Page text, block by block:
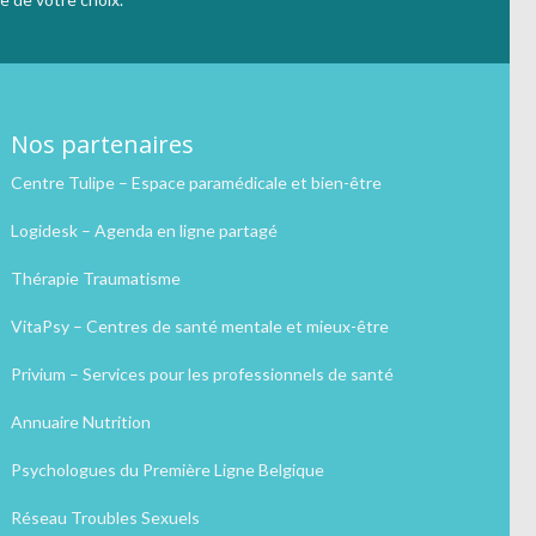
Nos partenaires
Centre Tulipe – Espace paramédicale et bien-être
Logidesk – Agenda en ligne partagé
Thérapie Traumatisme
VitaPsy – Centres de santé mentale et mieux-être
Privium – Services pour les professionnels de santé
Annuaire Nutrition
Psychologues du Première Ligne Belgique
Réseau Troubles Sexuels